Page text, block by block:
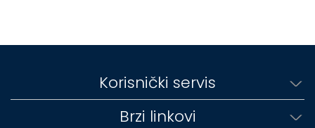
Korisnički servis
Brzi linkovi